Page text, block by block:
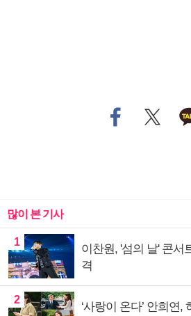
많이 본 기사
1
이찬원, '섬의 날' 콘
격
2
‘사랑이 온다’ 안희연